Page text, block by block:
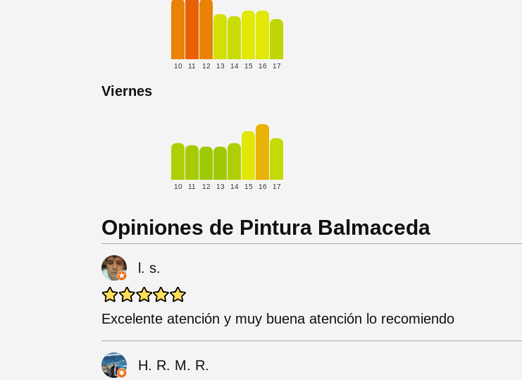
10 11 12 13 14 15 16 17
Viernes
10 11 12 13 14 15 16 17
Opiniones de Pintura Balmaceda
l. s.
Excelente atención y muy buena atención lo recomiendo
H. R. M. R.